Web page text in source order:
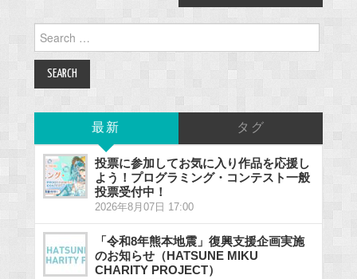
for:
最新 タグ
投票に参加してお気に入り作品を応援し
よう！プログラミング・コンテスト一般
投票受付中！
2026年8月07日 17:00
「令和8年熊本地震」復興支援企画実施
のお知らせ（HATSUNE MIKU
CHARITY PROJECT）